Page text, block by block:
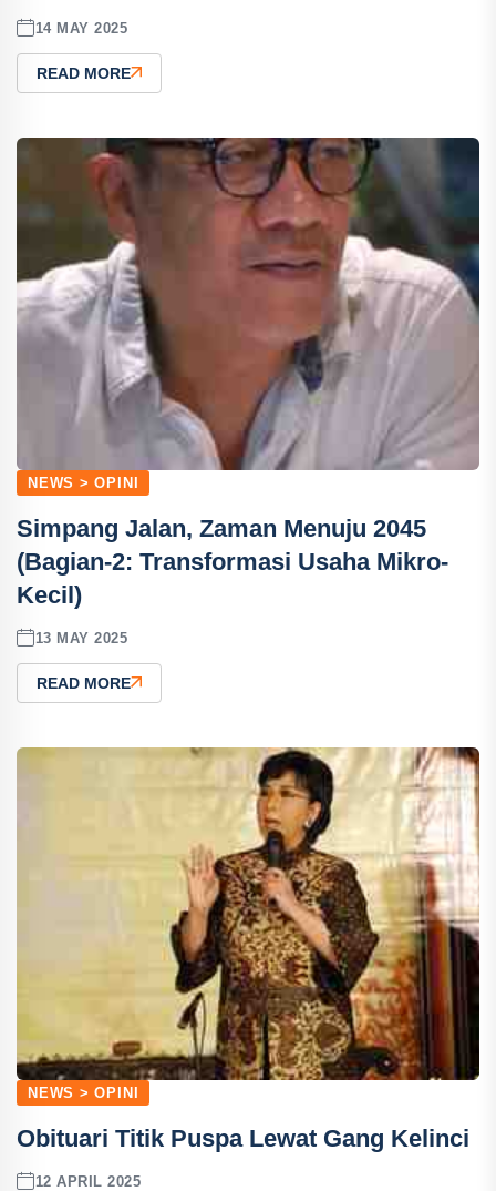
14 MAY 2025
READ MORE
NEWS > OPINI
Simpang Jalan, Zaman Menuju 2045
(Bagian-2: Transformasi Usaha Mikro-
Kecil)
13 MAY 2025
READ MORE
NEWS > OPINI
Obituari Titik Puspa Lewat Gang Kelinci
12 APRIL 2025